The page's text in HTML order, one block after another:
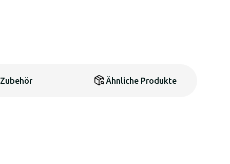
Zubehör Ähnliche Produkte